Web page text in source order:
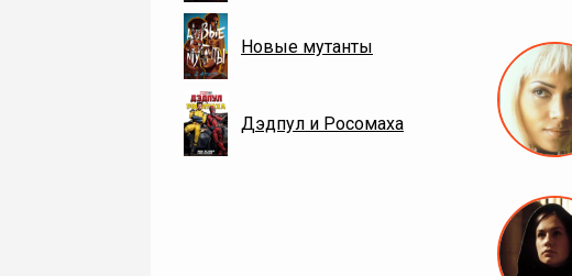
Новые мутанты
Дэдпул и Росомаха